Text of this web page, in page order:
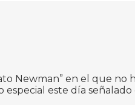
Newman” en el que no
este día